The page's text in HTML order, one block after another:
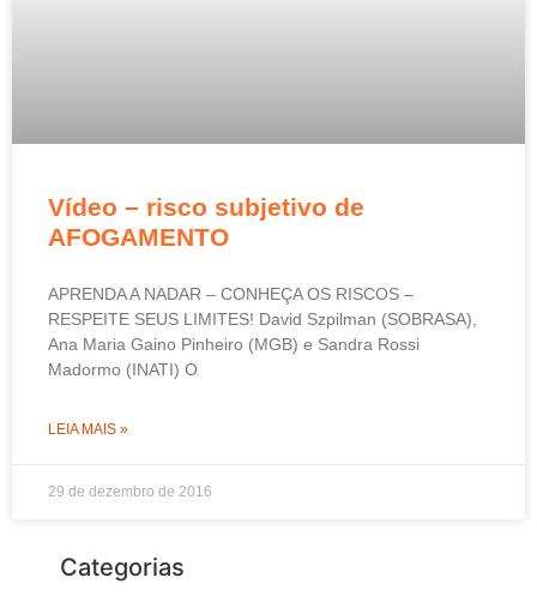
Vídeo – risco subjetivo de
AFOGAMENTO
APRENDA A NADAR – CONHEÇA OS RISCOS –
RESPEITE SEUS LIMITES! David Szpilman (SOBRASA),
Ana Maria Gaino Pinheiro (MGB) e Sandra Rossi
Madormo (INATI) O
LEIA MAIS »
29 de dezembro de 2016
Categorias